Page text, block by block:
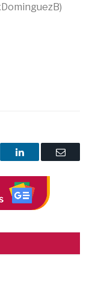
LinkedIn
Correo